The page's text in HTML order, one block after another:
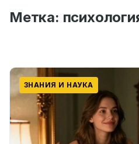
Метка:
ЗНАНИЯ И НАУКА